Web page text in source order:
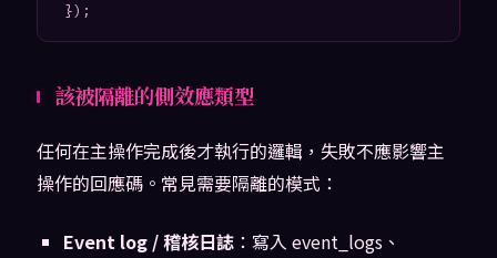
該被隔離的側效應類型
任何在主操作完成後才執行的邏輯，失敗不應影響主
操作的回應碼。常見需要隔離的模式：
Event log / 稽核日誌：寫入 event_logs、